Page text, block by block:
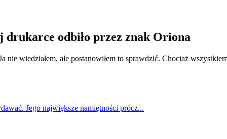
drukarce odbiło przez znak Oriona
nie wiedziałem, ale postanowiłem to sprawdzić. Chociaż
Jego największe namiętności prócz...